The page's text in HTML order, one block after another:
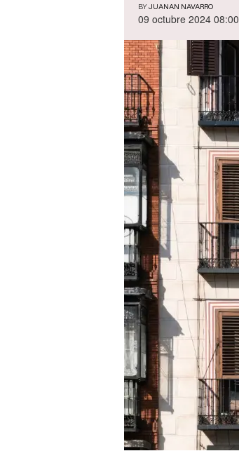
BY JUANAN NAVARRO
09 octubre 2024 08:00